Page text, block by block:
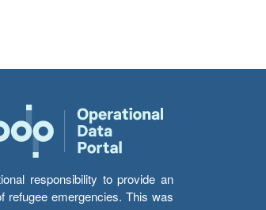
responsibility to provide an
refugee emergencies. This was